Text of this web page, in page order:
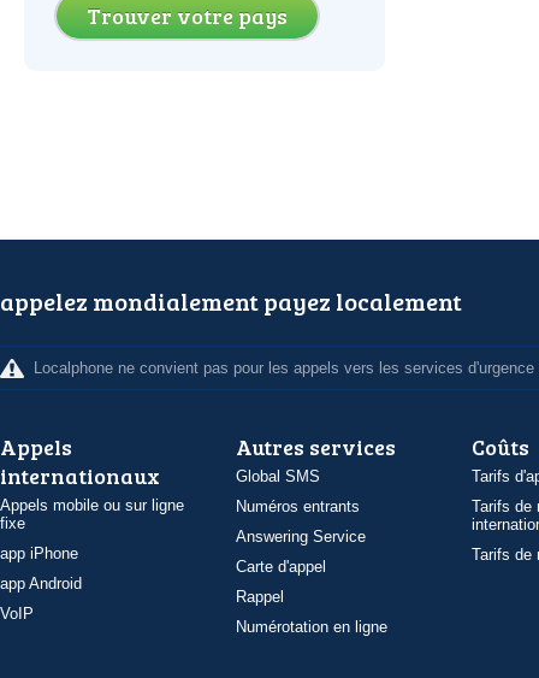
Trouver votre pays
appelez mondialement payez localement
Localphone ne convient pas pour les appels vers les services d'urgence
Appels
internationaux
Appels mobile ou sur ligne
fixe
app iPhone
app Android
VoIP
Autres services
Global SMS
Numéros entrants
Answering Service
Carte d'appel
Rappel
Numérotation en ligne
Coûts
Tarifs
Tarifs de
Tarifs de